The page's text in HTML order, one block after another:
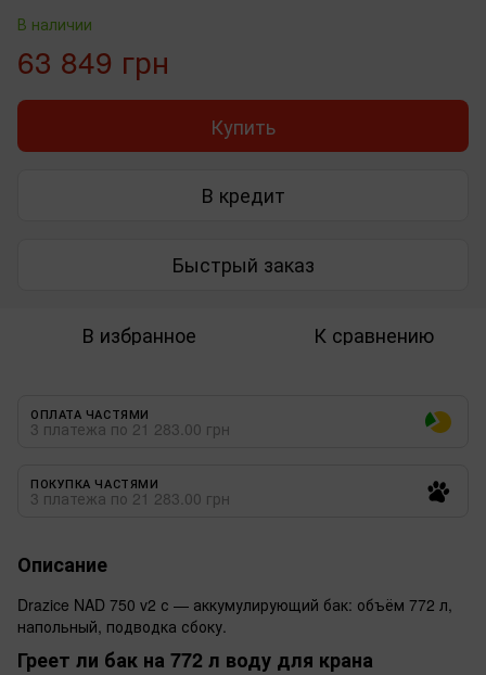
В наличии
63 849 грн
Купить
В кредит
Быстрый заказ
В избранное К сравнению
ОПЛАТА ЧАСТЯМИ
3 платежа по 21 283.00 грн
ПОКУПКА ЧАСТЯМИ
3 платежа по 21 283.00 грн
Описание
Drazice NAD 750 v2 с — аккумулирующий бак: объём 772 л,
напольный, подводка сбоку.
Греет ли бак на 772 л воду для крана